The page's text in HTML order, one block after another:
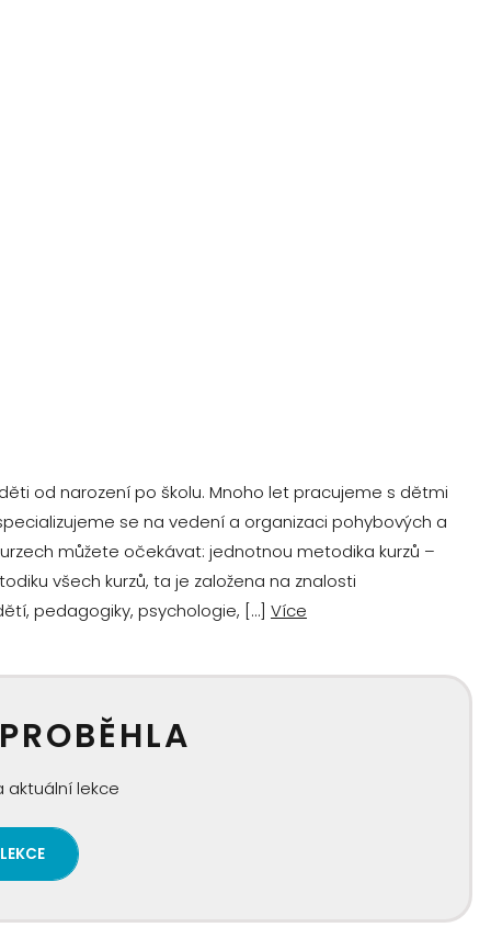
od narození po školu. Mnoho let pracujeme s dětmi
se na vedení a organizaci pohybových a
můžete očekávat: jednotnou metodika kurzů –
všech kurzů, ta je založena na znalosti
pedagogiky, psychologie, […] Více
aktuální lekce